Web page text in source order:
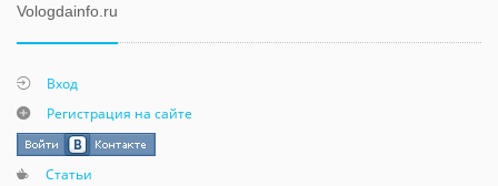
Vologdainfo.ru
Вход
Регистрация на сайте
Статьи